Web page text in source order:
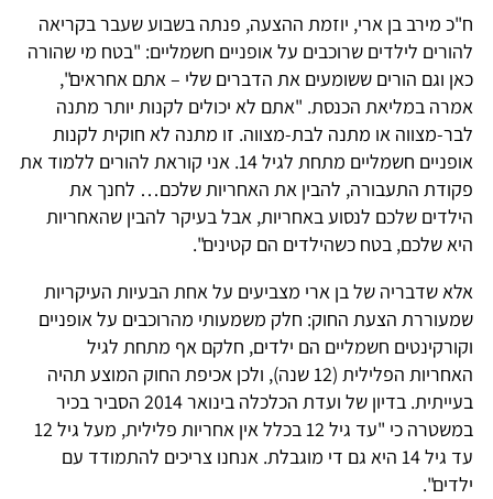
ח"כ מירב בן ארי, יוזמת ההצעה, פנתה בשבוע שעבר בקריאה
להורים לילדים שרוכבים על אופניים חשמליים: "בטח מי שהורה
כאן וגם הורים ששומעים את הדברים שלי – אתם אחראים",
אמרה במליאת הכנסת. "אתם לא יכולים לקנות יותר מתנה
לבר-מצווה או מתנה לבת-מצווה. זו מתנה לא חוקית לקנות
אופניים חשמליים מתחת לגיל 14. אני קוראת להורים ללמוד את
פקודת התעבורה, להבין את האחריות שלכם… לחנך את
הילדים שלכם לנסוע באחריות, אבל בעיקר להבין שהאחריות
היא שלכם, בטח כשהילדים הם קטינים".
אלא שדבריה של בן ארי מצביעים על אחת הבעיות העיקריות
שמעוררת הצעת החוק: חלק משמעותי מהרוכבים על אופניים
וקורקינטים חשמליים הם ילדים, חלקם אף מתחת לגיל
האחריות הפלילית (12 שנה), ולכן אכיפת החוק המוצע תהיה
בעייתית. בדיון של ועדת הכלכלה בינואר 2014 הסביר בכיר
במשטרה כי "עד גיל 12 בכלל אין אחריות פלילית, מעל גיל 12
עד גיל 14 היא גם די מוגבלת. אנחנו צריכים להתמודד עם
ילדים".